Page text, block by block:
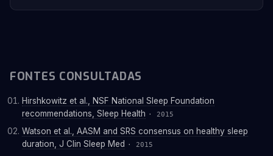
FONTES CONSULTADAS
Hirshkowitz et al., NSF National Sleep Foundation
recommendations, Sleep Health · 2015
Watson et al., AASM and SRS consensus on healthy sleep
duration, J Clin Sleep Med
· 2015